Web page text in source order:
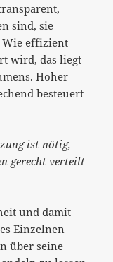
sind, sie
Wie effizient
wird, das liegt
Hoher
besteuert
ist nötig,
gerecht verteilt
und damit
Einzelnen
über seine